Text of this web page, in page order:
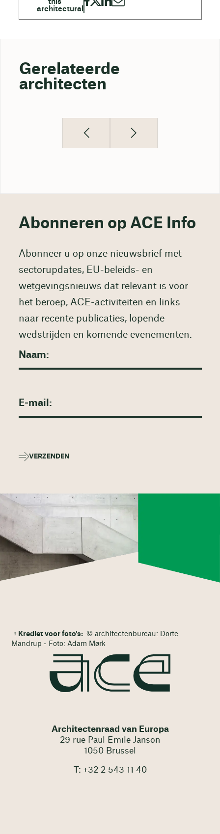
Gerelateerde
architecten
Abonneren op ACE Info
Abonneer u op onze nieuwsbrief met
sectorupdates, EU-beleids- en
wetgevingsnieuws dat relevant is voor
het beroep, ACE-activiteiten en links
naar recente publicaties, lopende
wedstrijden en komende evenementen.
VERZENDEN
Krediet voor foto's: © architectenbureau: Dorte
Mandrup - Foto: Adam Mørk
Architectenraad van Europa
29 rue Paul Emile Janson
1050 Brussel
T: +32 2 543 11 40